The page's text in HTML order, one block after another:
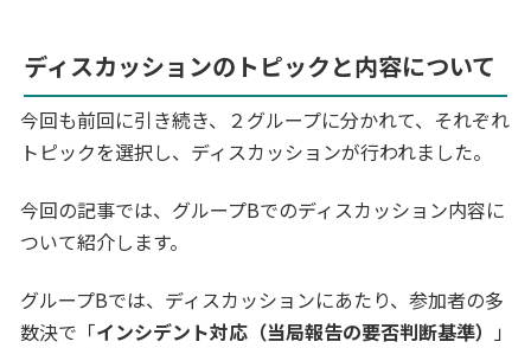
ディスカッションのトピックと内容について
今回も前回に引き続き、２グループに分かれて、それぞれ
トピックを選択し、ディスカッションが行われました。
今回の記事では、グループBでのディスカッション内容に
ついて紹介します。
グループBでは、ディスカッションにあたり、参加者の多
数決で「インシデント対応（当局報告の要否判断基準）
」